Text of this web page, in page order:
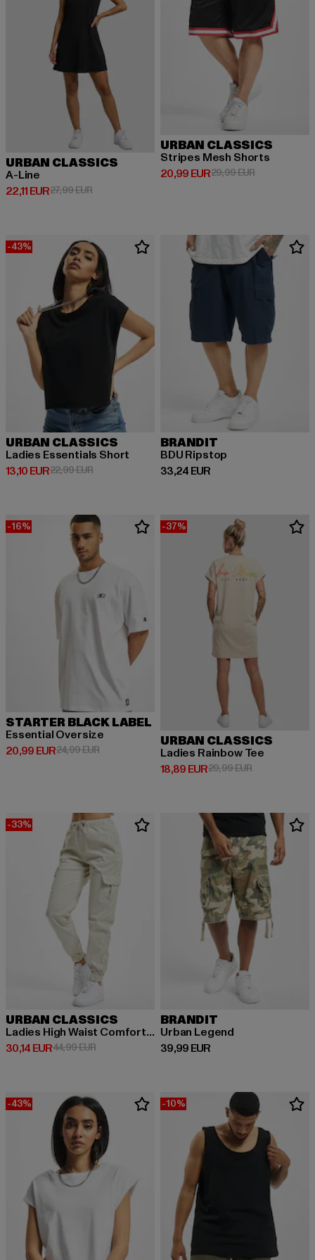
URBAN CLASSICS
A-Line
22,11 EUR
Derzeitiger Preis: 22,11 EUR
27,99 EURAktionspreis: 27,99 EUR
URBAN CLASSICS
Stripes Mesh Shorts
20,99 EUR
Derzeitiger Preis: 20,99 EUR
29,99 EURAktionspreis:
-43%
URBAN CLASSICS
Ladies Essentials Short
13,10 EUR
Derzeitiger Preis: 13,10 EUR
22,99 EURAktionspreis: 22,99 EUR
BRANDIT
BDU Ripstop
33,24 EUR
Derzeitiger Preis: 33,24 EUR
-16%
STARTER BLACK LABEL
Essential Oversize
20,99 EUR
Derzeitiger Preis: 20,99 EUR
24,99 EURAktionspreis: 24,99 EUR
-37%
URBAN CLASSICS
Ladies Rainbow Tee
18,89 EUR
Derzeitiger Preis: 18,89 EUR
29,99 EURAktionspreis:
-33%
URBAN CLASSICS
Ladies High Waist Comfort Jogging
30,14 EUR
Derzeitiger Preis: 30,14 EUR
44,99 EURAktionspreis: 44,99 EUR
BRANDIT
Urban Legend
39,99 EUR
Derzeitiger Preis: 39,99 EUR
-43% -10%